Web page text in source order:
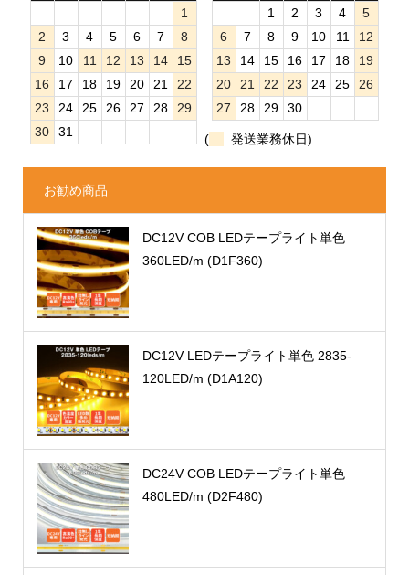
1
2
3 4 5 6 7
8
9
10 11 12 13 14
15
16
17 18 19 20 21
22
23
24 25 26 27 28
29
30
31
1
2 3 4
5
6
7 8 9 10 11
12
13
14 15 16 17 18
19
20
21 22 23 24 25
26
27
28 29 30
( 発送業務休日)
お勧め商品
DC12V COB LEDテープライト単色
360LED/m (D1F360)
DC12V LEDテープライト単色 2835-
120LED/m (D1A120)
DC24V COB LEDテープライト単色
480LED/m (D2F480)